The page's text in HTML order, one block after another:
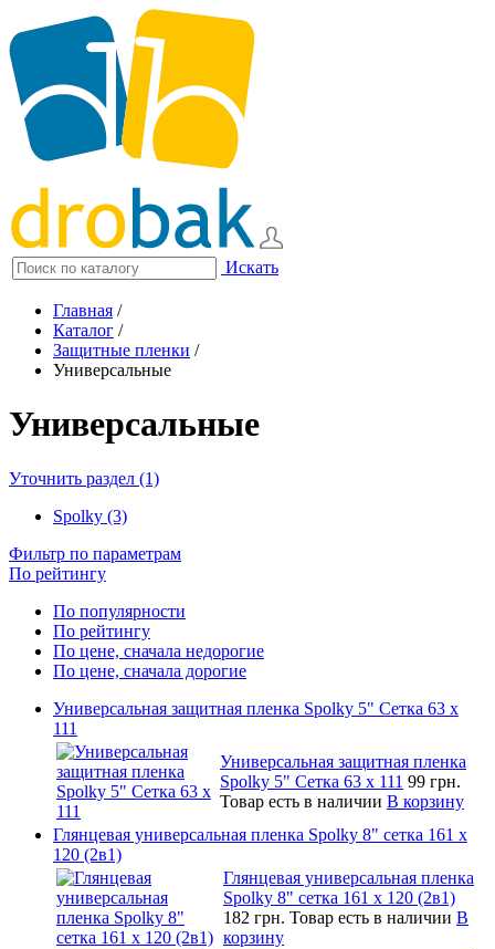
Искать
Главная /
Каталог /
Защитные пленки /
Универсальные
Универсальные
Уточнить раздел (1)
Spolky (3)
Фильтр по параметрам
По рейтингу
По популярности
По рейтингу
По цене, сначала недорогие
По цене, сначала дорогие
Универсальная защитная пленка Spolky 5" Сетка 63 x
111
Универсальная защитная пленка
Spolky 5" Сетка 63 x 111 99 грн.
Товар есть в наличии В корзину
Глянцевая универсальная пленка Spolky 8" сетка 161 х
120 (2в1)
Глянцевая универсальная пленка
Spolky 8" сетка 161 х 120 (2в1)
182 грн. Товар есть в наличии В
корзину